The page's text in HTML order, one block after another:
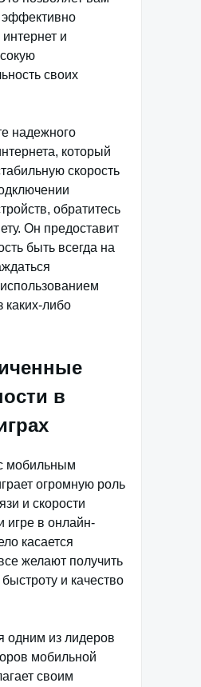
и
своих
надежного
который
скорость
обратитесь
Он предоставит
быть всегда на
каких-либо
в
мобильным
огромную роль
и скорости
игре в онлайн-
касается
желают получить
и качество
одним из лидеров
мобильной
своим